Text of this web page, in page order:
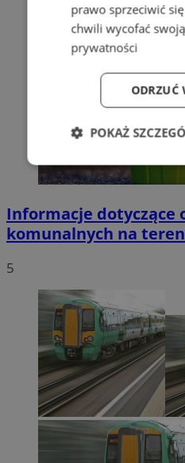
Informacje dotyczące
komunalnych na
5
prawo sprzeciwić
chwili wycofać
prywatności
ODRZUĆ
POKAŻ
Niezbędne
Niezbędne
Niezbędne pliki cookie
takich jak logowanie
można prawidłowo
Nazwa
SessID